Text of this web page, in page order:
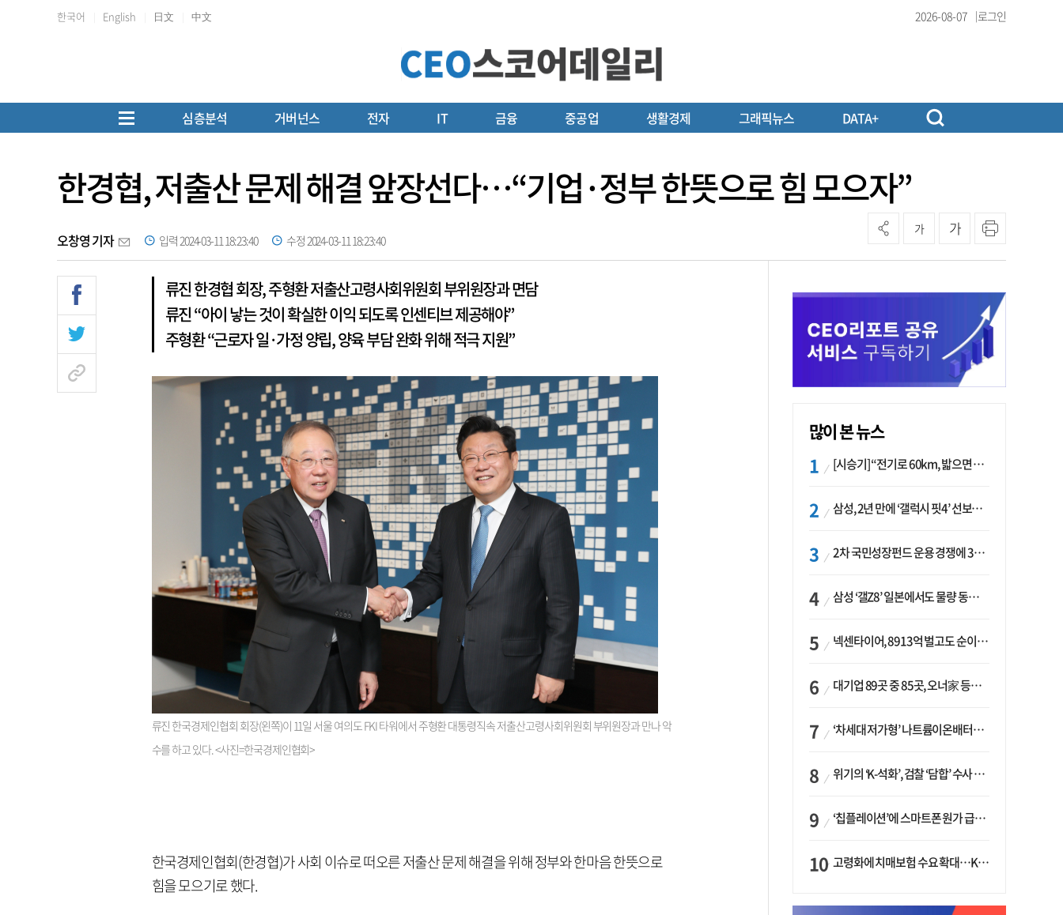
한국어 English 日文 中文 2026-08-07 로그인
심층분석 거버넌스 전자 IT 금융 중공업 생활경제 그래픽뉴스 DATA+
한경협, 저출산 문제 해결 앞장선다…“기업·정부 한뜻으로 힘 모으자”
오창영 기자 입력 2024-03-11 18:23:40 수정 2024-03-11 18:23:40
가 가
류진 한경협 회장, 주형환 저출산고령사회위원회 부위원장과 면담
류진 “아이 낳는 것이 확실한 이익 되도록 인센티브 제공해야”
주형환 “근로자 일·가정 양립, 양육 부담 완화 위해 적극 지원”
류진 한국경제인협회 회장(왼쪽)이 11일 서울 여의도 FKI 타워에서 주형환 대통령직속 저출산고령사회위원회 부위원장과 만나 악
수를 하고 있다. <사진=한국경제인협회>
한국경제인협회(한경협)가 사회 이슈로 떠오른 저출산 문제 해결을 위해 정부와 한마음 한뜻으로
힘을 모으기로 했다.
많이 본 뉴스
[시승기] “전기로 60km, 밟으면 462마력”…볼보 XC60 T8의 두 얼굴
삼성, 2년 만에 ‘갤럭시 핏4’ 선보이나…웨어러블 생태계 확장 ‘시동’
2차 국민성장펀드 운용 경쟁에 33개사 몰렸다…신한·하나 등 새 얼굴 대거 합류
삼성 ‘갤Z8’ 일본에서도 물량 동났다…애플 참전 앞두고 선두 수성 ‘시험대’
넥센타이어, 8913억 벌고도 순이익 2억…유럽 세부담에 이익 증발
대기업 89곳 중 85곳, 오너家 등기임원 겸직…BS 46곳·SM 45곳 ‘족벌경영’ 고착화
‘차세대 저가형’ 나트륨이온배터리 시대 오나…LG화학·에코프로, 상용화 속도낸다
위기의 ‘K-석화’, 검찰 ‘담합’ 수사 착수…“LG·한화·롯데 등 7개 업체, 8개 제품 가격 담합”
‘칩플레이션’에 스마트폰 원가 급등…삼성전자, ‘엑시노스’ 채택 확대하나
고령화에 치매보험 수요 확대…KB손보·삼성화재가 ‘시장 주도’